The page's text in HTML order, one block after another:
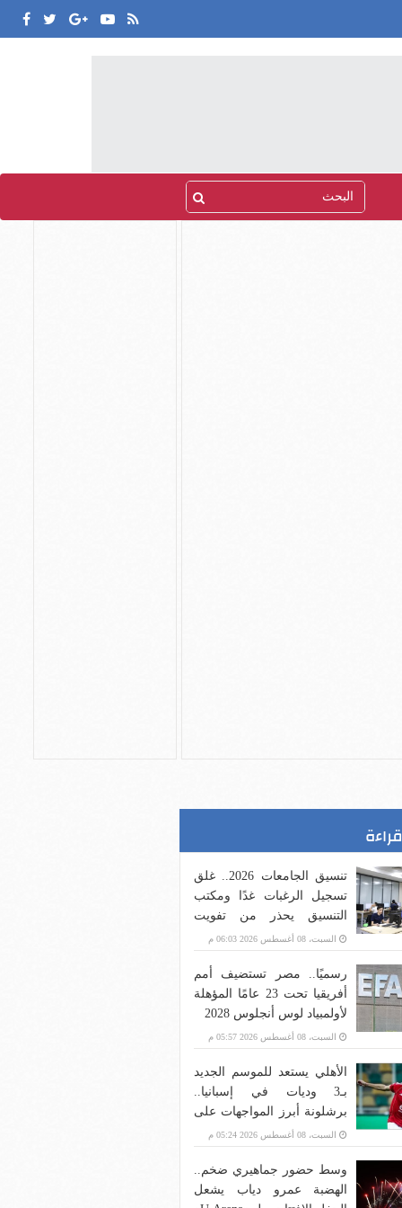
تنسيق الجامعات 2026.. غلق
تسجيل الرغبات غدًا ومكتب
التنسيق يحذر من تفويت
الموعد
السبت، 08 أغسطس 2026 06:03 م
رسميًا.. مصر تستضيف أمم
أفريقيا تحت 23 عامًا المؤهلة
لأولمبياد لوس أنجلوس 2028
السبت، 08 أغسطس 2026 05:57 م
الأهلي يستعد للموسم الجديد
بـ3 وديات في إسبانيا..
برشلونة أبرز المواجهات على
ملعب كامب نو
السبت، 08 أغسطس 2026 05:24 م
وسط حضور جماهيري ضخم..
الهضبة عمرو دياب يشعل